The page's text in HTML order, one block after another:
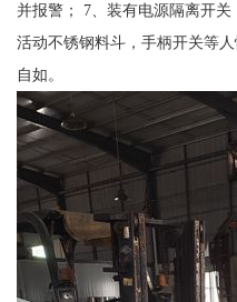
并报警； 7、装有电源隔离开关
活动不锈钢料斗，手柄开关等
自如。